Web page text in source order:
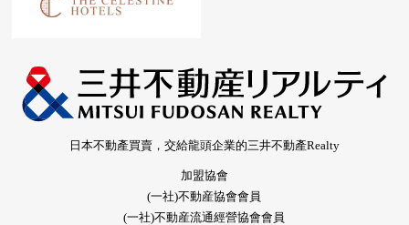
日本不動產買賣，交給龍頭企業的三井不動產Realty
加盟協會
(一社)不動産協會會員
(一社)不動産流通經營協會會員